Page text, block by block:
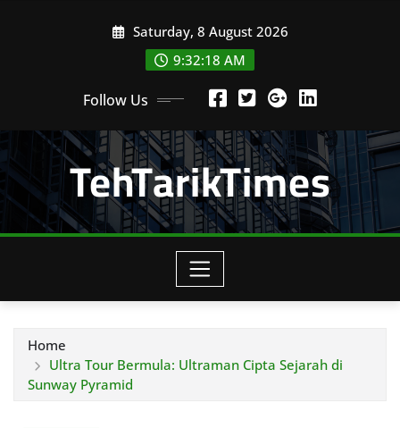
Saturday, 8 August 2026
9:32:20 AM
Follow Us
TehTarikTimes
Home
Ultra Tour Bermula: Ultraman Cipta Sejarah di
Sunway Pyramid